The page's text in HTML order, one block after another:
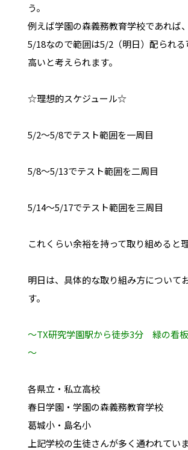
う。
例えば学園の森義務教育学校であれば
5/18なので範囲は5/2（明日）配られ
高いと考えられます。
☆理想的スケジュール☆
5/2～5/8でテスト範囲を一周目
5/8～5/13でテスト範囲を二周目
5/14～5/17でテスト範囲を三周目
これくらい余裕を持って取り組めると
明日は、具体的な取り組み方について
す。
～TX研究学園駅から徒歩3分 緑の看
～
各県立・私立高校
春日学園・学園の森義務教育学校
葛城小・島名小
上記学校の生徒さんが多く通われてい